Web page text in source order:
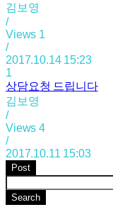
김보영
/
Views 1
/
2017.10.14 15:23
1
상담요청 드립니다
김보영
/
Views4
/
2017.10.11 15:03
Post
Search